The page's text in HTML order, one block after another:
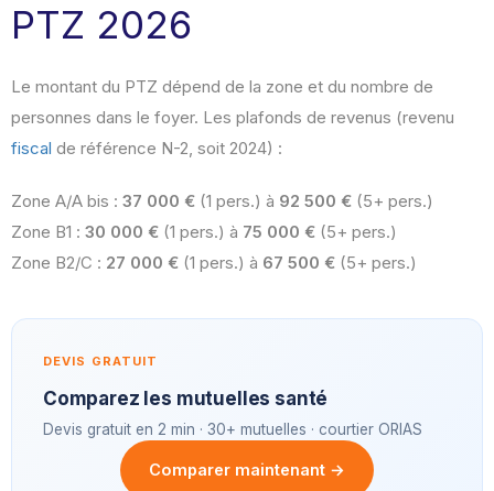
PTZ 2026
Le montant du PTZ dépend de la zone et du nombre de
personnes dans le foyer. Les plafonds de revenus (revenu
fiscal de référence N-2, soit 2024) :
Zone A/A bis : 37 000 € (1 pers.) à 92 500 € (5+ pers.)
Zone B1 : 30 000 € (1 pers.) à 75 000 € (5+ pers.)
Zone B2/C : 27 000 € (1 pers.) à 67 500 € (5+ pers.)
DEVIS GRATUIT
Comparez les mutuelles santé
Devis gratuit en 2 min · 30+ mutuelles · courtier ORIAS
Comparer maintenant →